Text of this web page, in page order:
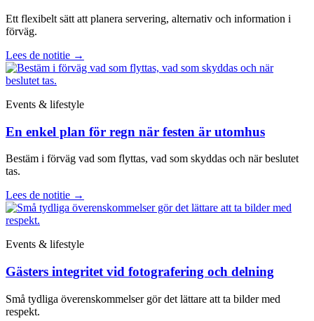
Ett flexibelt sätt att planera servering, alternativ och information i
förväg.
Lees de notitie →
Events & lifestyle
En enkel plan för regn när festen är utomhus
Bestäm i förväg vad som flyttas, vad som skyddas och när beslutet
tas.
Lees de notitie →
Events & lifestyle
Gästers integritet vid fotografering och delning
Små tydliga överenskommelser gör det lättare att ta bilder med
respekt.